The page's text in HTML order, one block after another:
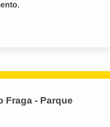
Fraga - Parque